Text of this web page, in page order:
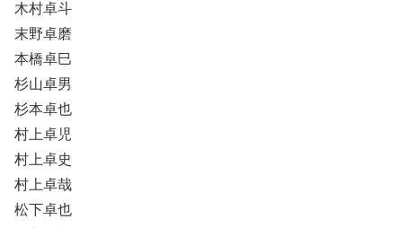
木村卓斗
末野卓磨
本橋卓巳
杉山卓男
杉本卓也
村上卓児
村上卓史
村上卓哉
松下卓也